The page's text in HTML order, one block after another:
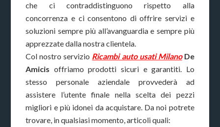
che ci contraddistinguono rispetto alla
concorrenza e ci consentono di offrire servizi e
soluzioni sempre più all’avanguardia e sempre più
apprezzate dalla nostra clientela.
Col nostro servizio Ricambi auto usati MilanoDe
Amicis offriamo prodotti sicuri e garantiti. Lo
stesso personale aziendale provvederà ad
assistere l’utente finale nella scelta dei pezzi
migliori e più idonei da acquistare. Da noi potrete
trovare, in qualsiasi momento, articoli quali: